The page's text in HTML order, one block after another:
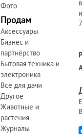
Фото
Продам
Аксессуары
Бизнес и
партнёрство
Бытовая техника и
электроника
Все для дачи
Другое
Животные и
растения
Журналы